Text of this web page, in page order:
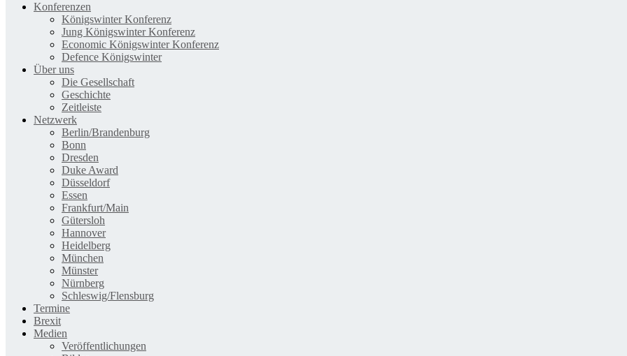
Konferenzen
Königswinter Konferenz
Jung Königswinter Konferenz
Economic Königswinter Konferenz
Defence Königswinter
Über uns
Die Gesellschaft
Geschichte
Zeitleiste
Netzwerk
Berlin/Brandenburg
Bonn
Dresden
Duke Award
Düsseldorf
Essen
Frankfurt/Main
Gütersloh
Hannover
Heidelberg
München
Münster
Nürnberg
Schleswig/Flensburg
Termine
Brexit
Medien
Veröffentlichungen